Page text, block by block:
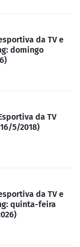
da TV e
domingo
da TV
5/2018)
da TV e
quinta-feira